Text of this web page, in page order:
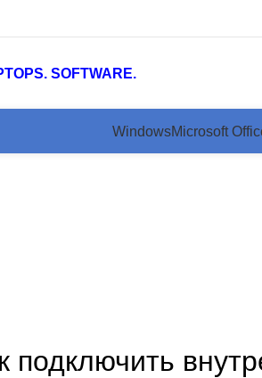
SOFTWARE.
WindowsMicrosoft
подключить